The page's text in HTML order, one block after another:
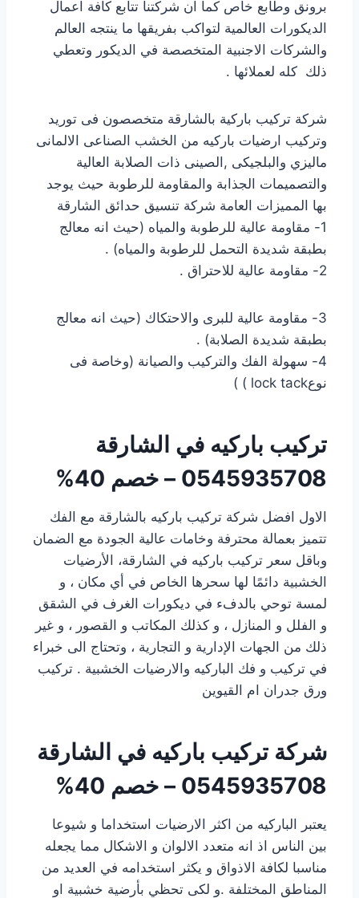
برونق وطابع خاص كما ان شركتنا تتابع كافة اعمال
الديكورات العالمية لتواكب بفريقها ما ينتجه العالم
والشركات الاجنبية المتخصصة في الديكور وتعطي
ذلك كله لعملائها .
شركة تركيب باركية بالشارقة متخصصون فى توريد
وتركيب ارضيات باركيه من الخشب الصناعى الالمانى
ماليزي والبلجيكى ,الصينى ذات الصلابة العالية
والتصميمات الجذابة والمقاومة للرطوبة حيث يوجد
بها المميزات العامة شركة تنسيق حدائق الشارقة
1- مقاومة عالية للرطوبة والمياه (حيث انه معالج
بطبقة شديدة التحمل للرطوبة والمياه) .
2- مقاومة عالية للاحتراق .
3- مقاومة عالية للبرى والاحتكاك (حيث انه معالج
بطبقة شديدة الصلابة) .
4- سهولة الفك والتركيب والصيانة (وخاصة فى
نوعlock tack ) )
تركيب باركيه في الشارقة
0545935708 – خصم 40%
الاول افضل شركة تركيب باركيه بالشارقة مع الفك
تتميز بعمالة محترفة وخامات عالية الجودة مع الضمان
وباقل سعر تركيب باركيه في الشارقة، الأرضيات
الخشبية دائمًا لها سحرها الخاص في أي مكان ، و
لمسة توحي بالدفء في ديكورات الغرف في الشقق
و الفلل و المنازل ، و كذلك المكاتب و القصور ، و غير
ذلك من الجهات الإدارية و التجارية ، وتحتاج الى خبراء
في تركيب و فك الباركيه والارضيات الخشبية . تركيب
ورق جدران ام القيوين
شركة تركيب باركيه في الشارقة
0545935708 – خصم 40%
يعتبر الباركيه من اكثر الارضيات استخداما و شيوعا
بين الناس اذ انه متعدد الالوان و الاشكال مما يجعله
مناسبا لكافة الاذواق و يكثر استخدامه في العديد من
المناطق المختلفة .و لكى تحظي بأرضية خشبية او